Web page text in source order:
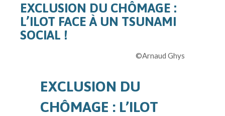
EXCLUSION DU CHÔMAGE :
L’ILOT FACE À UN TSUNAMI
SOCIAL !
©Arnaud Ghys
EXCLUSION DU
CHÔMAGE : L’ILOT